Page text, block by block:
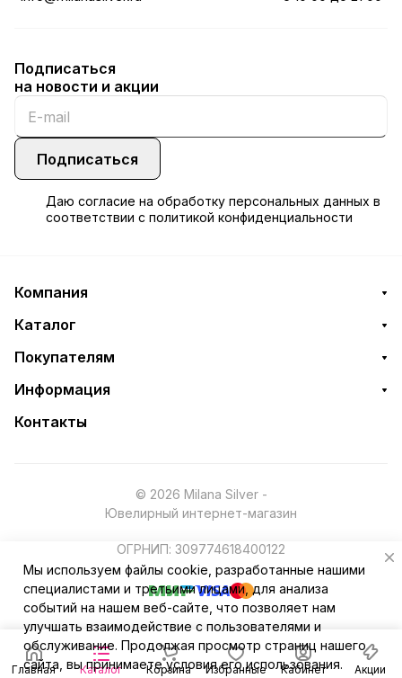
Главная Каталог Корзина Избранные Кабинет Акции
Подписаться
на новости и акции
Подписаться
Даю согласие на обработку персональных данных в
соответствии с политикой конфиденциальности
Компания
Каталог
Покупателям
Информация
Контакты
© 2026 Milana Silver -
Ювелирный интернет-магазин
ОГРНИП: 309774618400122
Мы используем файлы cookie, разработанные нашими
специалистами и третьими лицами, для анализа
событий на нашем веб-сайте, что позволяет нам
улучшать взаимодействие с пользователями и
обслуживание. Продолжая просмотр страниц нашего
сайта, вы принимаете условия его использования.